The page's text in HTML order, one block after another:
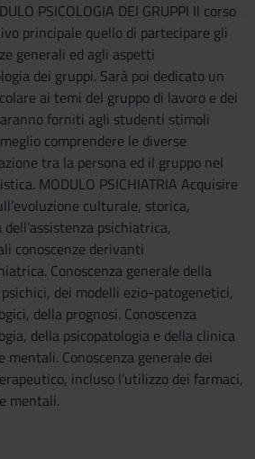
PSICOLOGIA DEI GRUPPI Il corso
principale quello di partecipare gli
generali ed agli aspetti
dei gruppi. Sarà poi dedicato un
ai temi del gruppo di lavoro e dei
forniti agli studenti stimoli
comprendere le diverse
tra la persona ed il gruppo nel
MODULO PSICHIATRIA Acquisire
culturale, storica,
psichiatrica,
conoscenze derivanti
Conoscenza generale della
dei modelli ezio-patogenetici,
della prognosi. Conoscenza
della psicopatologia e della clinica
Conoscenza generale dei
incluso l’utilizzo dei farmaci,
mentali.